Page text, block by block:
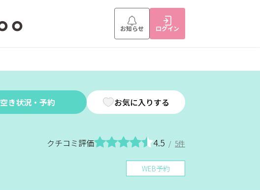
お知らせ ログイン
空き状況・予約 お気に入りする
クチコミ評価 4.5 / 5件
WEB予約